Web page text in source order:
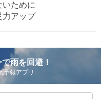
ために
力アップ
雨を回避！
報アプリ